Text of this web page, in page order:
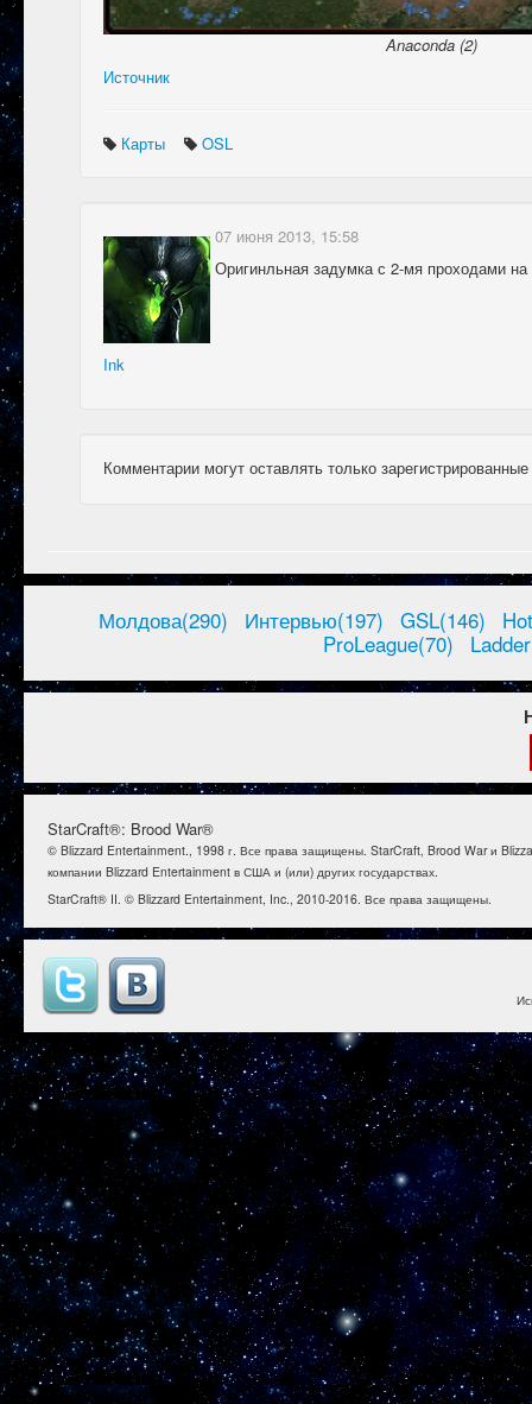
Anaconda (2)
Источник
Карты OSL
Ink
07 июня 2013, 15:58
Оригинльная задумка с 2-мя проходами
Комментарии могут оставлять только
Молдова(290) Интервью(197) GSL(146)
ProLeague(70)
StarCraft®: Brood War®
© Blizzard Entertainment., 1998 г. Все права защищены. StarCraft, Brood War и
компании Blizzard Entertainment в США и (или) других государствах.
StarCraft® II. © Blizzard Entertainment, Inc., 2010-2016. Все права защищены.